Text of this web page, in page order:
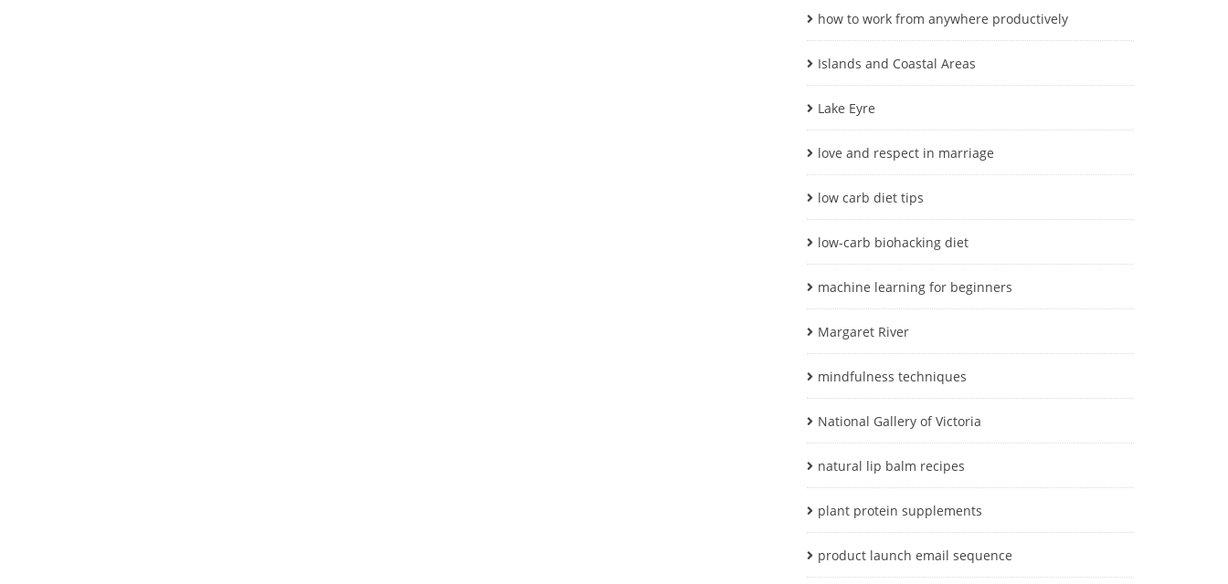
how to work from anywhere productively
Islands and Coastal Areas
Lake Eyre
love and respect in marriage
low carb diet tips
low-carb biohacking diet
machine learning for beginners
Margaret River
mindfulness techniques
National Gallery of Victoria
natural lip balm recipes
plant protein supplements
product launch email sequence